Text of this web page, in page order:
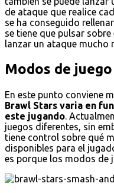
de ataque que realice
se ha conseguido
se tiene que pulsar
lanzar un ataque mucho
Modos de juego
En este punto conviene
Brawl Stars varia en
este jugando.
juegos diferentes, sin
tiene control sobre qué
disponibles para el
es porque los modos de